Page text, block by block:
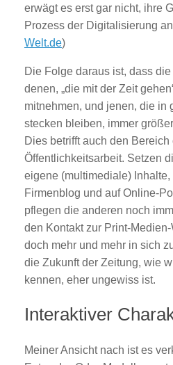
erwägt es erst gar nicht, ihre
Prozess der Digitalisierung
Welt.de)
Die Folge daraus ist, dass
denen, „die mit der Zeit
mitnehmen, und jenen, die in
stecken bleiben, immer
Dies betrifft auch den Bereich
Öffentlichkeitsarbeit. Setzen
eigene (multimediale)
Firmenblog und auf Online-
pflegen die anderen noch
den Kontakt zur Print-
doch mehr und mehr in sich
die Zukunft der Zeitung, wie
kennen, eher ungewiss ist.
Interaktiver
Meiner Ansicht nach ist es